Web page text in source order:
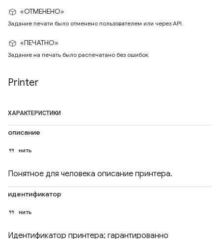
«ОТМЕНЕНО»
Задание печати было отменено пользователем или через API.
«ПЕЧАТНО»
Задание на печать было распечатано без ошибок.
Printer
ХАРАКТЕРИСТИКИ
описание
нить
Понятное для человека описание принтера.
идентификатор
нить
Идентификатор принтера; гарантированно